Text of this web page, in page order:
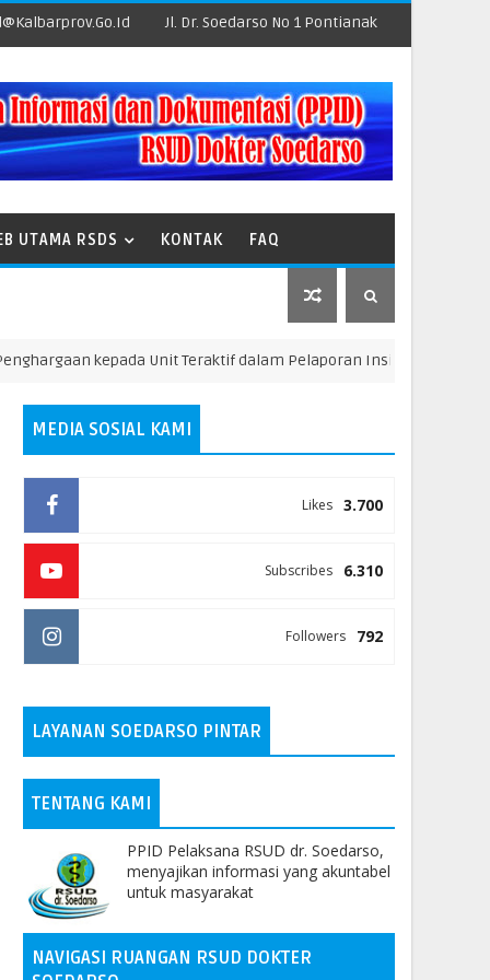
Jl. Dr. Soedarso No 1 Pontianak
UTAMA RSDS KONTAK FAQ
kepada Unit Teraktif dalam Pelaporan Insiden Keselamatan
MEDIA SOSIAL KAMI
3.700
Likes
6.310
Subscribes
792
Followers
LAYANAN SOEDARSO PINTAR
TENTANG KAMI
PPID Pelaksana RSUD dr. Soedarso,
menyajikan informasi yang akuntabel
untuk masyarakat
NAVIGASI RUANGAN RSUD DOKTER